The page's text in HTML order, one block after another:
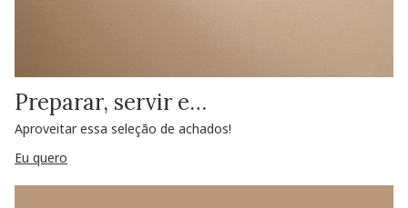
Preparar, servir e…
Aproveitar essa seleção de achados!
Eu quero